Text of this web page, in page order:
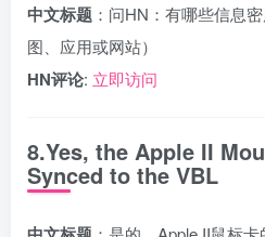
中文标题 ：问HN：有哪些信息
图、应用或网站）
HN评论: 立即访问
8.Yes, the Apple II
Synced to the VBL